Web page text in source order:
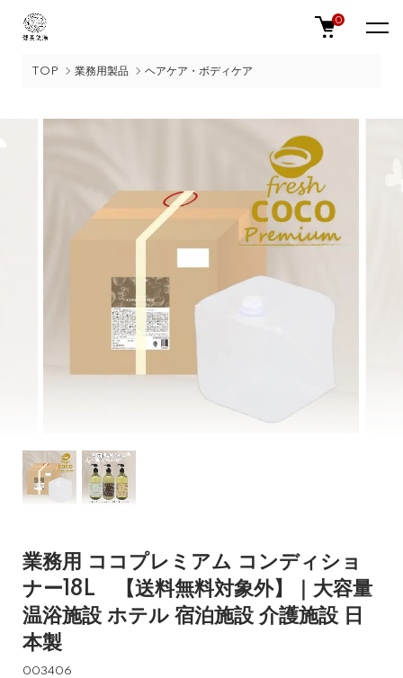
0
TOP 業務用製品 ヘアケア・ボディケア
業務用 ココプレミアム コンディショ
ナー18L 【送料無料対象外】｜大容量
温浴施設 ホテル 宿泊施設 介護施設 日
本製
003406